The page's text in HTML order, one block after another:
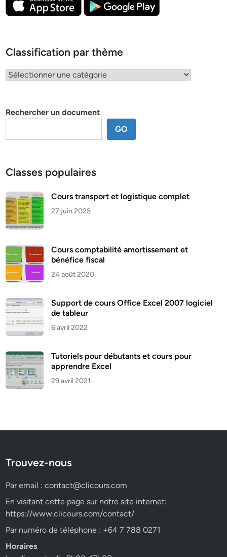
Classification par thème
Classification
Rechercher un document
GO
Classes populaires
Cours transport et logistique complet
27 juin 2025
Cours comptabilité amortissement et
bénéfice fiscal
24 août 2020
Support de cours Office Excel 2007 logiciel
de tableur
6 avril 2022
Tutoriels pour débutants et cours pour
apprendre Excel
29 avril 2021
Trouvez-nous
Par email :contact@clicours.com
En visitant cette page sur notre site internet:
https://www.clicours.com/contact/
Par numéro de téléphone : +64 7 788 0271
Horaires